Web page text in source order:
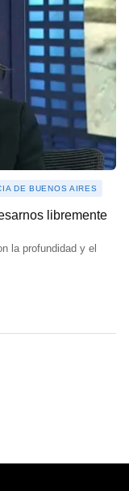
DE BUENOS AIRES
libremente
la profundidad y el